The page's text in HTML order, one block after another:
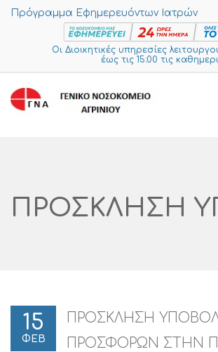
Πρόγραμμα Εφημερευόντων Ιατρών
Οι Διοικητικές υπηρεσίες
έως τις 15:00 τις
15
ΦΕΒ
ΠΡΟΣΚΛΗΣΗ
ΠΡΟΣΦΟΡΩΝ ΣΤΗΝ